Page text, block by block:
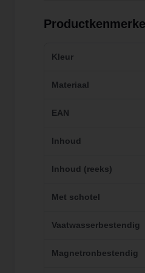
Kleur
Materiaal
EAN
Inhoud
Inhoud (reeks)
Met schotel
Vaatwasserbestendig
Magnetronbestendig